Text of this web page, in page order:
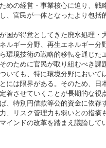
めの経営・事業核心に迫り、
、官民が一体となったより包括
国が得意としてきた廃水処理・
ルギー分野、再生エネルギー
環境技術の戦略的移転を通じ
のために官民が取り組むべき課
いても、特に環境分野におい
には限界がある。そのため、日
着させていくことが長期的な視
、特別円借款等公的資金に依存
、リスク管理力も弱いとの指摘
インドの改革を踏まえ議論して